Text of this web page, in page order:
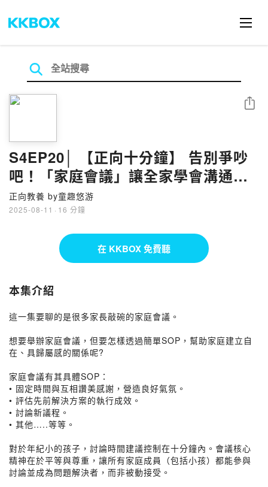
S4EP20│ 【正向十分鐘】 告別爭吵
吧！「家庭會議」讓全家學會溝通與
尊重
正向教養 by童趣悠游
2025-08-11 · 16 分鐘
分享
在 KKBOX 免費聽
本集介紹
這一集要聊的是很多家長敲碗的家庭會議。
想要舉辦家庭會議，但要怎樣透過簡單SOP，幫助家庭建立自
在、具歸屬感的關係呢?
家庭會議有其具體SOP：
• 固定時間與互相讚美感謝，營造良好氣氛。
• 評估先前解決方案的執行成效。
• 討論新議程。
• 其他…..等等。
對於年紀小的孩子，討論時間建議控制在十分鐘內。會議核心
精神在於平等與尊重，讓所有家庭成員（包括小孩）都能參與
討論並成為問題解決者，而非被動接受。